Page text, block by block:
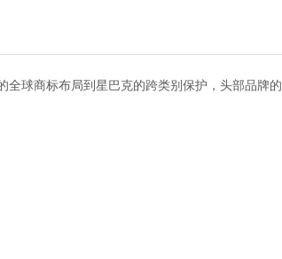
全球商标布局到星巴克的跨类别保护，头部品牌的